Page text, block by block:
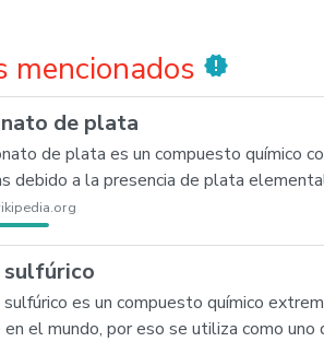
mencionados new_releases
de plata
de plata es un compuesto químico
debido a la presencia de plata
sulfúrico es un compuesto químico
en el mundo, por eso se utiliza como